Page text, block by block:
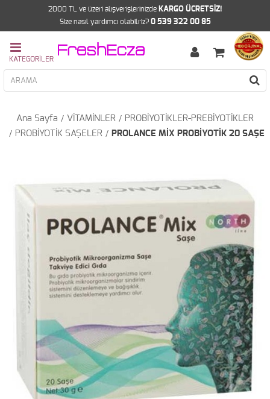
2000 TL ve üzeri alışverişlerinizde KARGO ÜCRETSİZ!
Size nasıl yardımcı olabilriz? 0 539 322 00 85
Ana Sayfa VİTAMİNLER
PROBİYOTİKLER-PREBİYOTİKLER
PROBİYOTİK SAŞELER
PROLANCE MİX PROBİYOTİK 20 SAŞE